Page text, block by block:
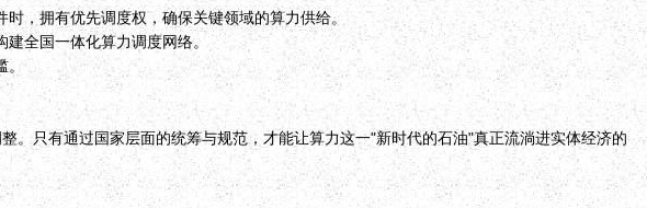
，拥有优先调度权，确保关键领域的算力供给。
全国一体化算力调度网络。
。
只有通过国家层面的统筹与规范，才能让算力这一"新时代的石油"真正流淌进实体经济的